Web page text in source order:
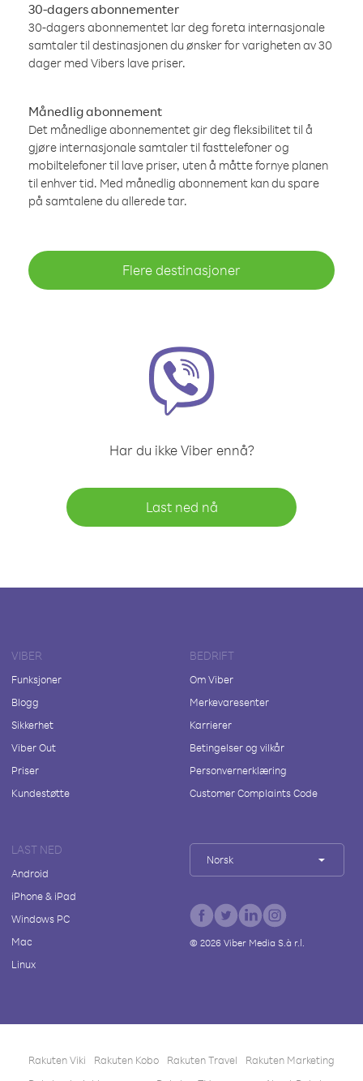
30-dagers abonnementer
30-dagers abonnementet lar deg foreta internasjonale
samtaler til destinasjonen du ønsker for varigheten av 30
dager med Vibers lave priser.
Månedlig abonnement
Det månedlige abonnementet gir deg fleksibilitet til å
gjøre internasjonale samtaler til fasttelefoner og
mobiltelefoner til lave priser, uten å måtte fornye planen
til enhver tid. Med månedlig abonnement kan du spare
på samtalene du allerede tar.
Flere destinasjoner
Har du ikke Viber ennå?
Last ned nå
VIBER
Funksjoner
Blogg
Sikkerhet
Viber Out
Priser
Kundestøtte
BEDRIFT
Om Viber
Merkevaresenter
Karrierer
Betingelser og vilkår
Personvernerklæring
Customer Complaints Code
LAST NED
Android
iPhone & iPad
Windows PC
Mac
Linux
Norsk
© 2026Viber Media S.à r.l.
Rakuten Viki Rakuten Kobo Rakuten Travel
Rakuten Marketing